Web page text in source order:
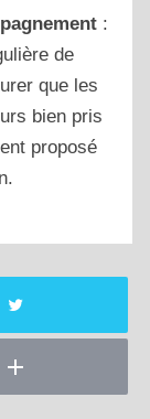
:
de
que les
bien pris
proposé